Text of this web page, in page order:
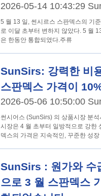
2026-05-14 10:43:29
5 월 13 일, 썬시르스 스판덱스의 기
로 이달 초부터 변하지 않았다. 5 월 13 일, 절강지역의 스판덱스 시장
은 한동안 통합되였다.주류
SunSirs: 강력한 비
스판덱스 가격이
2026-05-06 10:50:00
썬시어스 (SunSirs) 의 상품시장 분
시장은 4 월 초부터 일방적으로 강한
덱스의 가격은 지속적인, 꾸준한 성장
SunSirs : 원가와 수
으로 3 월 스판덱스